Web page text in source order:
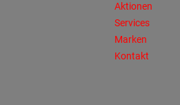
Aktionen
Services
Marken
Kontakt